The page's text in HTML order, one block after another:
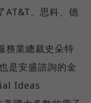
AT&T、思科、德
務業總裁史朵特
是安盛諮詢的金
Ideas